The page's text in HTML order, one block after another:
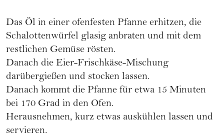
Das Öl in einer ofenfesten Pfanne erhitzen, die
Schalottenwürfel glasig anbraten und mit dem
restlichen Gemüse rösten.
Danach die Eier-Frischkäse-Mischung
darübergießen und stocken lassen.
Danach kommt die Pfanne für etwa 15 Minuten
bei 170 Grad in den Ofen.
Herausnehmen, kurz etwas auskühlen lassen und
servieren.